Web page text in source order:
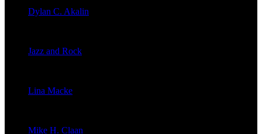
Dylan C. Akalin
Jazz and Rock
Lina Macke
Mike H. Claan